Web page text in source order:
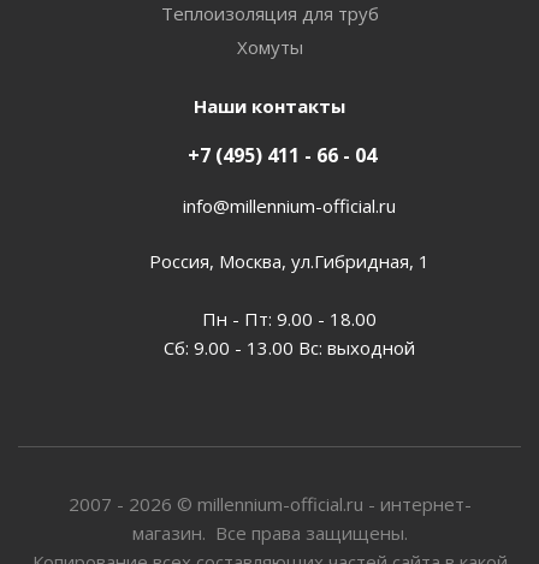
Теплоизоляция для труб
Хомуты
Наши контакты
+7 (495) 411 - 66 - 04
info@millennium-official.ru
Россия, Москва, ул.Гибридная, 1
Пн - Пт: 9.00 - 18.00
Сб: 9.00 - 13.00 Вс: выходной
2007 - 2026 © millennium-official.ru - интернет-
магазин. Все права защищены.